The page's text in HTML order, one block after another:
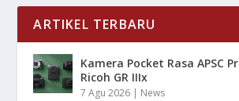
ARTIKEL TERBARU
Kamera Pocket Rasa APSC
Ricoh GR IIIx
7 Agu 2026 | News